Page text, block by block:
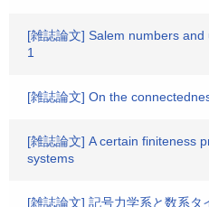
[雑誌論文] Salem numbers
1
[雑誌論文] On the
[雑誌論文] A certain finiteness
systems
[雑誌論文] 記号力学系と数系タ